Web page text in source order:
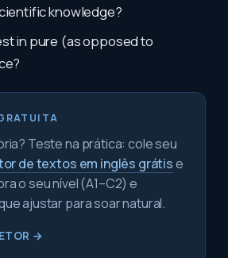
knowledge?
in pure (as opposed to
Teste na prática: cole seu
de textos em inglês grátise
o seu nível (A1–C2) e
ajustar para soar natural.
→